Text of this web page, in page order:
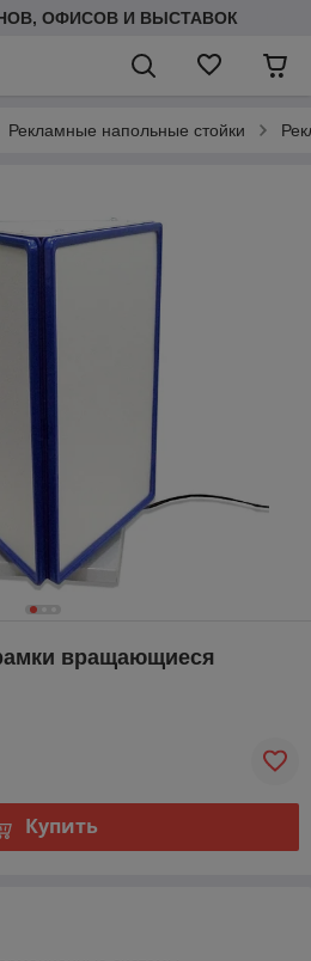
ОФИСОВ И ВЫСТАВОК
Рекламные напольные стойки
вращающиеся
Купить